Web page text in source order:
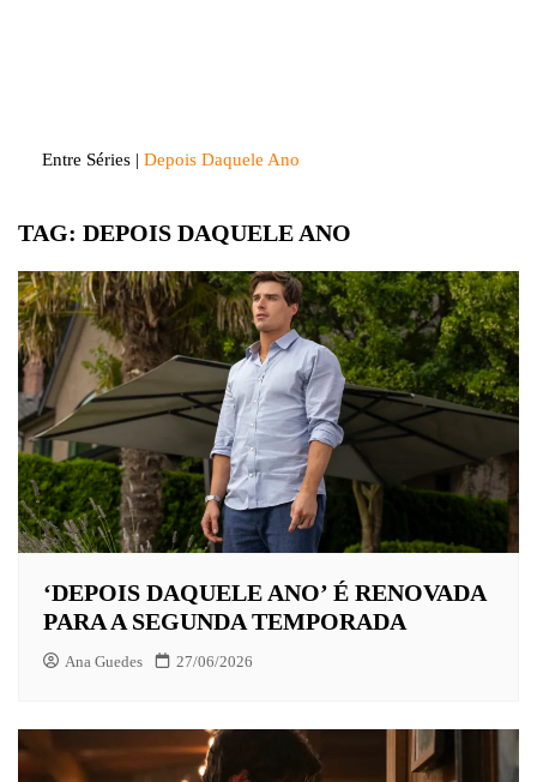
Entre Séries | Depois Daquele Ano
TAG: DEPOIS DAQUELE ANO
‘DEPOIS DAQUELE ANO’ É RENOVADA
PARA A SEGUNDA TEMPORADA
Ana Guedes 27/06/2026